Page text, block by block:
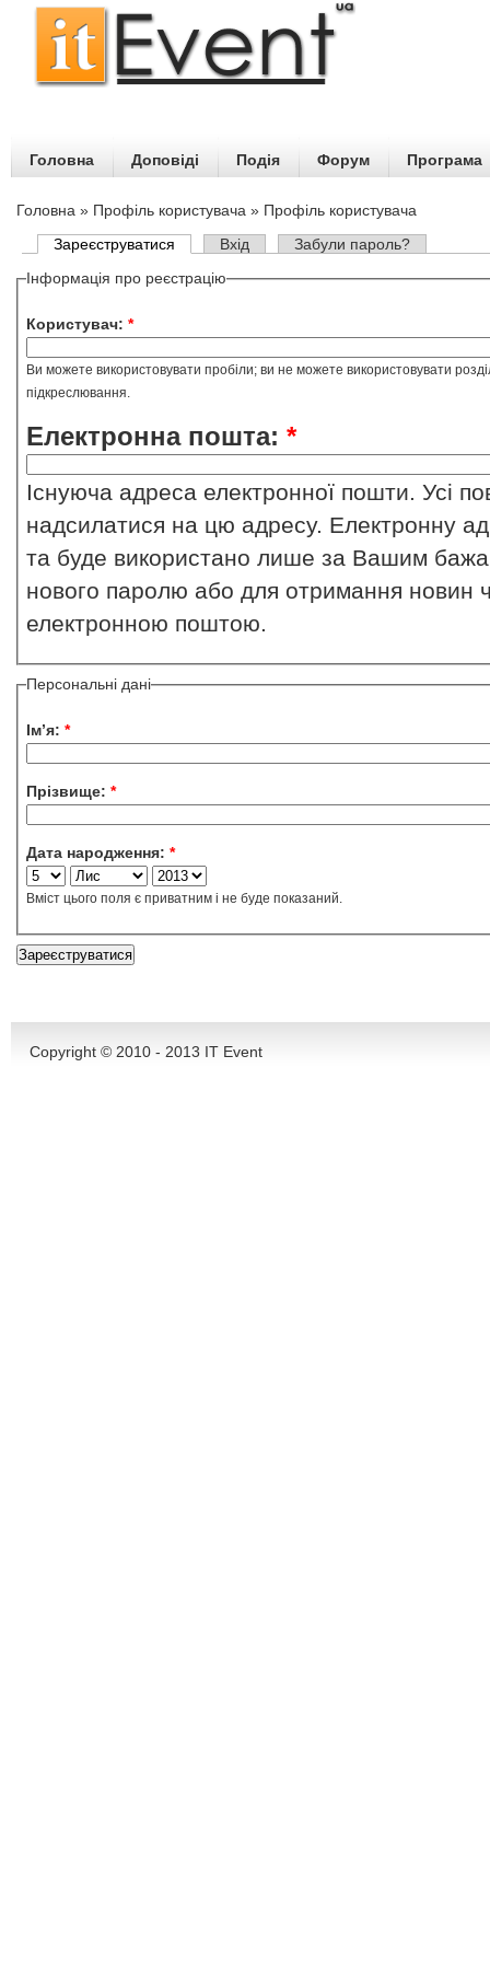
Головна Доповіді Подія Форум Програма
Головна » Профіль користувача » Профіль користувача
Зареєструватися
Вхід
Забули пароль?
Інформація про реєстрацію
Користувач: *
Ви можете використовувати пробіли; ви не можете використовувати
підкреслювання.
Електронна пошта: *
Існуюча адреса електронної пошти. Усі
надсилатися на цю адресу. Електронну
та буде використано лише за Вашим
нового паролю або для отримання новин
електронною поштою.
Персональні дані
Ім’я: *
Прізвище: *
Дата народження: *
Вміст цього поля є приватним і не буде показаний.
Copyright © 2010 - 2013 IT Event